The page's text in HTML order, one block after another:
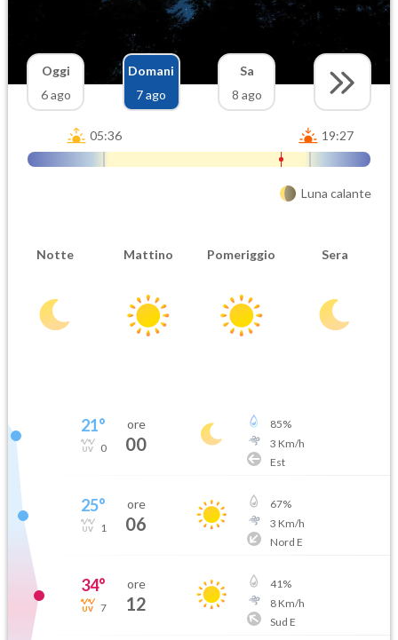
Oggi
6 ago
Domani
7 ago
Sa
8 ago
05:36 19:27
Luna calante
Notte Mattino Pomeriggio Sera
21°
0
ore
00
85%
3 Km/h
Est
25°
1
ore
06
67%
3 Km/h
Nord E
34°
7
ore
12
41%
8Km/h
Sud E